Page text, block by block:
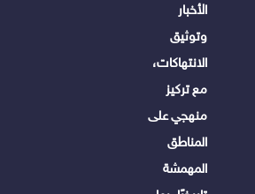
الأخبار
وتوثيق
الانتهاكات،
مع تركيز
منهجي على
المناطق
المهمشة